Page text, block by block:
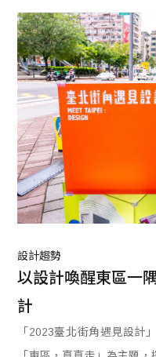
設計趨勢
以設計喚醒東區一
計
「2023臺北街角遇見設計